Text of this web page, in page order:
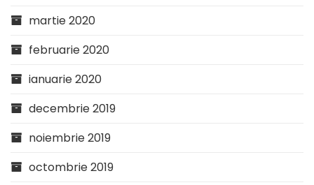
martie 2020
februarie 2020
ianuarie 2020
decembrie 2019
noiembrie 2019
octombrie 2019